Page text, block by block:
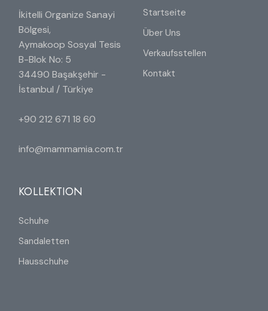
İkitelli Organize Sanayi
Bölgesi,
Aymakoop Sosyal Tesis
B-Blok No: 5
34490 Başakşehir -
İstanbul / Türkiye
+90 212 671 18 60
info@mammamia.com.tr
Startseite
Über Uns
Verkaufsstellen
Kontakt
KOLLEKTION
Schuhe
Sandaletten
Hausschuhe